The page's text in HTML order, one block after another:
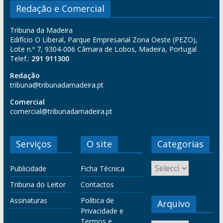
Redação e Comercial
Tribuna da Madeira
Edifício O Liberal, Parque Empresarial Zona Oeste (PEZO),
Lote n.º 7, 9304-006 Câmara de Lobos, Madeira, Portugal
Telef.: 291 911300
Redação
tribuna@tribunadamadeira.pt
Comercial
comercial@tribunadamadeira.pt
Serviços
Publicidade
Tribuna do Leitor
Assinaturas
O site
Ficha Técnica
Contactos
Política de
Privacidade e
Categorias
Arquivo